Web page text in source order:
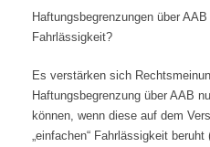
Haftungsbegrenzungen über
Fahrlässigkeit?
Es verstärken sich
Haftungsbegrenzung über AAB
können, wenn diese auf dem
„einfachen“ Fahrlässigkeit